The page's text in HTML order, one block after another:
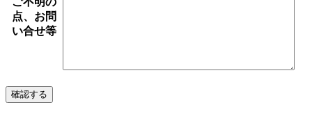
点、お問
い合せ等